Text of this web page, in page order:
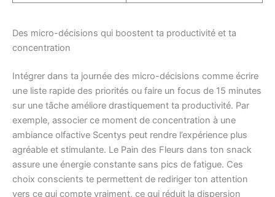
Des micro-décisions qui boostent ta productivité et ta
concentration
Intégrer dans ta journée des micro-décisions comme écrire
une liste rapide des priorités ou faire un focus de 15 minutes
sur une tâche améliore drastiquement ta productivité. Par
exemple, associer ce moment de concentration à une
ambiance olfactive Scentys peut rendre l’expérience plus
agréable et stimulante. Le Pain des Fleurs dans ton snack
assure une énergie constante sans pics de fatigue. Ces
choix conscients te permettent de rediriger ton attention
vers ce qui compte vraiment, ce qui réduit la dispersion